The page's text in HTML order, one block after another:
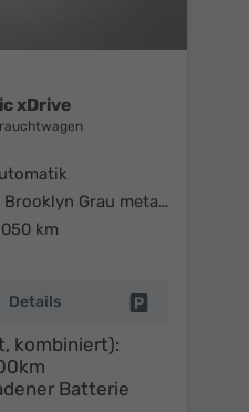
xDrive
M Brooklyn Grau metallic
km
Details
kombiniert):
Batterie